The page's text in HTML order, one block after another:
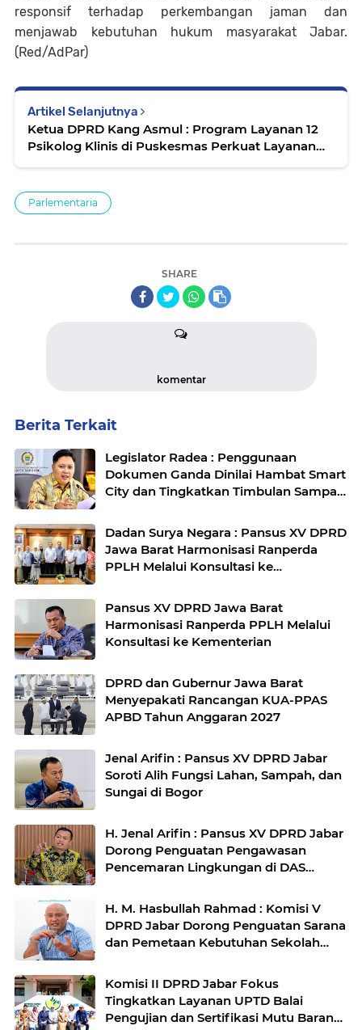
responsif terhadap perkembangan jaman dan
menjawab kebutuhan hukum masyarakat Jabar.
(Red/AdPar)
Artikel Selanjutnya
Ketua DPRD Kang Asmul : Program Layanan 12
Psikolog Klinis di Puskesmas Perkuat Layanan
Parlementaria
SHARE
komentar
Berita Terkait
Legislator Radea : Penggunaan
Dokumen Ganda Dinilai Hambat Smart
City dan Tingkatkan Timbulan Sampah
Dadan Surya Negara : Pansus XV DPRD
Jawa Barat Harmonisasi Ranperda
PPLH Melalui Konsultasi ke
Pansus XV DPRD Jawa Barat
Harmonisasi Ranperda PPLH Melalui
Konsultasi ke Kementerian
DPRD dan Gubernur Jawa Barat
Menyepakati Rancangan KUA-PPAS
APBD Tahun Anggaran 2027
Jenal Arifin : Pansus XV DPRD Jabar
Soroti Alih Fungsi Lahan, Sampah, dan
Sungai di Bogor
H. Jenal Arifin : Pansus XV DPRD Jabar
Dorong Penguatan Pengawasan
Pencemaran Lingkungan di DAS
H. M. Hasbullah Rahmad : Komisi V
DPRD Jabar Dorong Penguatan Sarana
dan Pemetaan Kebutuhan Sekolah
Komisi II DPRD Jabar Fokus
Tingkatkan Layanan UPTD Balai
Pengujian dan Sertifikasi Mutu Barang